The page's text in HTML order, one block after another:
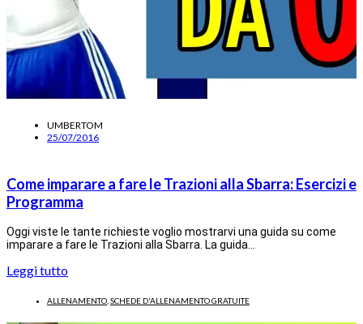
UMBERTOM
25/07/2016
Come imparare a fare le Trazioni alla Sbarra: Esercizi e
Programma
Oggi viste le tante richieste voglio mostrarvi una guida su come
imparare a fare le Trazioni alla Sbarra. La guida…
Leggi tutto
ALLENAMENTO SCHEDE D'ALLENAMENTO GRATUITE